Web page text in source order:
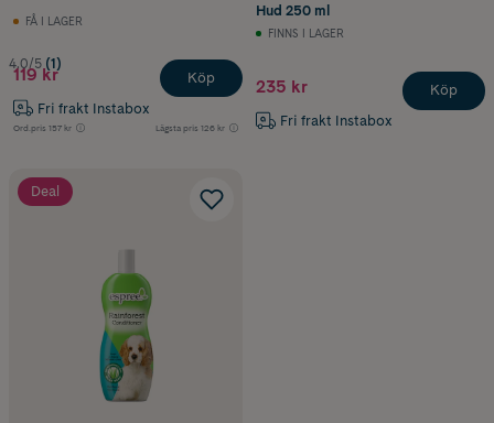
FÅ I LAGER
4.0/5 (1)
119 kr
Fri frakt Instabox
Ord.pris 157 kr Lägsta pris 126 kr
Köp
Hud 250 ml
FINNS I LAGER
235 kr
Fri frakt Instabox
Köp
Deal